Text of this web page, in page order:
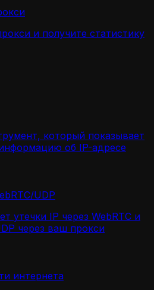
и получите статистику
который показывает
об IP-адресе
UDP
утечки IP через WebRTC и
через ваш прокси
интернета